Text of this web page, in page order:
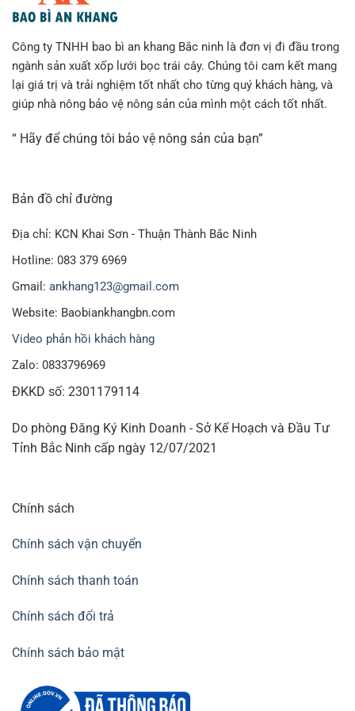
lên, do ánh sáng không thể xâm nhập được dưới
tấm bạt và bị loại trừ hoàn toàn. Dưới đây là đặc
điểm của bạt chống cỏ dại.
Bà con nông dân sử dụng bạt diệt cỏ hiệu quả cao
Có độ bền cao, tuổi thọ từ 5 – 7 năm (tùy
vùng)
Có chất chống tia UV giúp kháng tia cực tím
Có khả năng chịu mài mòn, kháng hóa chất
như: axit, kiềm,…
CÔNG ĐỤNG BẠT PHỦ CHỐNG CỎ 60x 60 CM
Công ty TNHH bao bì an khang Bắc ninh là đơn vị đi đầu trong
ngành sản xuất xốp lưới bọc trái cây. Chúng tôi cam kết mang
lại giá trị và trải nghiệm tốt nhất cho từng quý khách hàng, và
giúp nhà nông bảo vệ nông sản của mình một cách tốt nhất.
“ Hãy để chúng tôi bảo vệ nông sản của bạn”
Bản đồ chỉ đường
Địa chỉ: KCN Khai Sơn - Thuận Thành Bắc Ninh
Hotline: 083 379 6969
Gmail: ankhang123@gmail.com
Website: Baobiankhangbn.com
Video phản hồi khách hàng
Zalo: 0833796969
ĐKKD số: 2301179114
Do phòng Đăng Ký Kinh Doanh - Sở Kế Hoạch và Đầu Tư
Tỉnh Bắc Ninh cấp ngày 12/07/2021
Chính sách
Chính sách vận chuyển
Chính sách thanh toán
Chính sách đổi trả
Chính sách bảo mật